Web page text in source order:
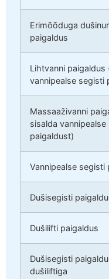
Erimõõduga
paigaldus
Lihtvanni paigaldus
vannipealse segisti
Massaaživanni
sisalda
paigaldust)
Vannipealse segisti
Dušisegisti
Dušilifti paigaldus
Dušisegisti
dušiliftiga